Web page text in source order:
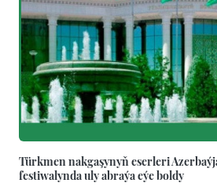
Türkmen nakgaşynyň eserleri
festiwalynda uly abraýa eýe boldy